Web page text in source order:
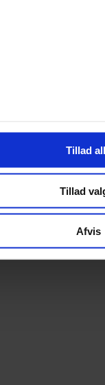
Tillad
Tillad
Afvis
Ballum ApS